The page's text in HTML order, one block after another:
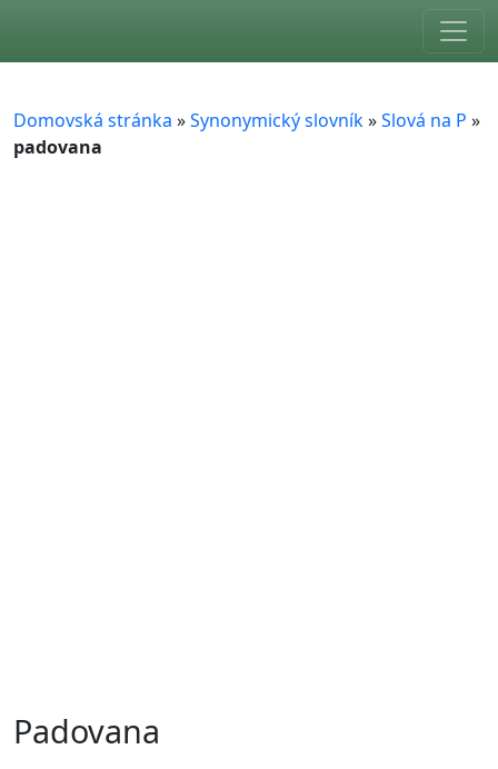
Domovská stránka »Synonymický slovník»Slová na P »
padovana
Padovana